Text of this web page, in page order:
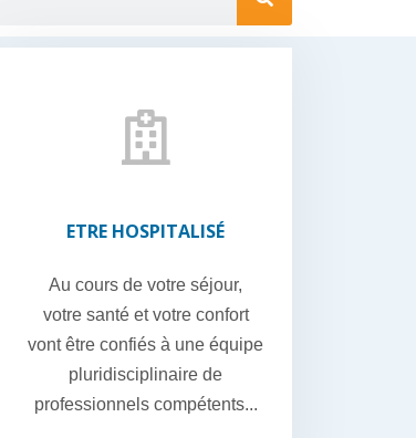
ETRE HOSPITALISÉ
Au cours de votre séjour,
votre santé et votre confort
vont être confiés à une équipe
pluridisciplinaire de
professionnels compétents...